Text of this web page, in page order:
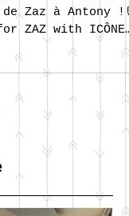
avec les ICÔNE,
Zaz à Antony
ZAZ with ICÔNE